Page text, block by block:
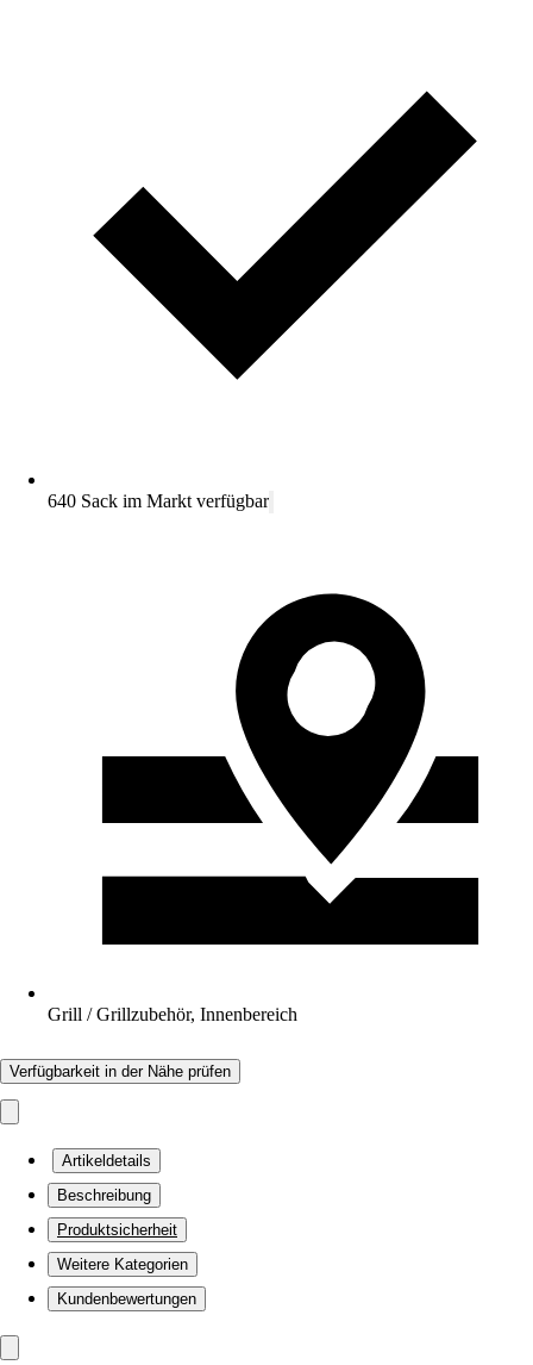
640 Sack im Markt verfügbar
Grill / Grillzubehör, Innenbereich
Verfügbarkeit in der Nähe prüfen
Artikeldetails
Beschreibung
Produktsicherheit
Weitere Kategorien
Kundenbewertungen